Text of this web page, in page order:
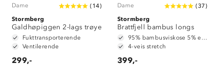
Dame ( 14)
Stormberg
Galdhøpiggen 2-lags trøye
Fukttransporterende
Ventilerende
299,-
Dame (37)
Stormberg
Brattfjell bambus longs
95% bambusviskose 5% elastan
4-veis stretch
399,-